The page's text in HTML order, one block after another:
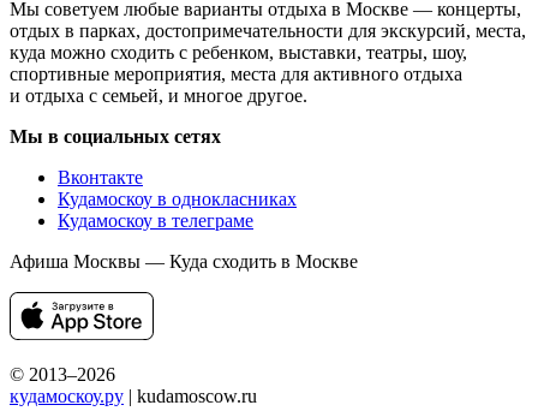
Мы советуем любые варианты отдыха в Москве — концерты,
отдых в парках, достопримечательности для экскурсий, места,
куда можно сходить с ребенком, выставки, театры, шоу,
спортивные мероприятия, места для активного отдыха
и отдыха с семьей, и многое другое.
Мы в социальных сетях
Вконтакте
Кудамоскоу в однокласниках
Кудамоскоу в телеграме
Афиша Москвы — Куда сходить в Москве
© 2013–2026
кудамоскоу.ру | kudamoscow.ru